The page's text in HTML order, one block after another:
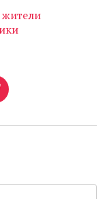
жители